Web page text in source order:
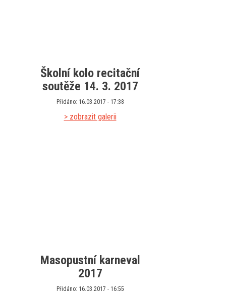
Školní kolo recitační
soutěže 14. 3. 2017
Přidáno: 16.03.2017 - 17:38
> zobrazit galerii
Masopustní karneval
2017
Přidáno: 16.03.2017 - 16:55